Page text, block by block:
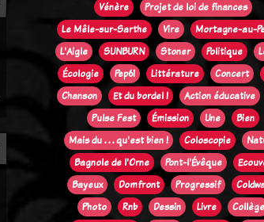
Vénère
Projet de loi de finances
Le Mêle-sur-Sarthe
Vire
Mortagne-au-
L'Aigle
SUNBURN Stoner Politique
Écologie
Pep61 Littérature Concert
Chanson
Et du bordel ! Action éducative
Pulse Fest
Émission Une
Bien
Mais du . . . qu'est bien !
Coloscopie
Bagnole de l'Orne
Pont-l'Évêque
Bayeux
Domfront Progressif
Photo
Rnb Dessin Livre
Collège